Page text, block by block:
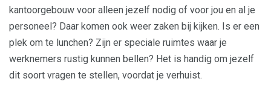
kantoorgebouw voor alleen jezelf nodig of voor jou en al je
personeel? Daar komen ook weer zaken bij kijken. Is er een
plek om te lunchen? Zijn er speciale ruimtes waar je
werknemers rustig kunnen bellen? Het is handig om jezelf
dit soort vragen te stellen, voordat je verhuist.